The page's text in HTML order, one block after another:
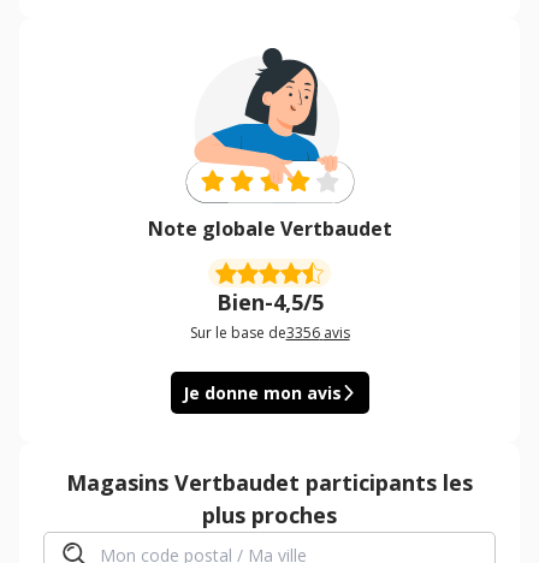
Note globale Vertbaudet
Bien-4,5/5
Sur le base de3356 avis
Je donne mon avis
Magasins Vertbaudet participants les
plus proches